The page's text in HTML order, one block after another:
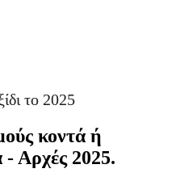
το 2025
κοντά ή
Αρχές 2025.